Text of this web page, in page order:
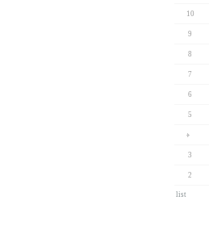
10
9
8
7
6
5
3
2
list